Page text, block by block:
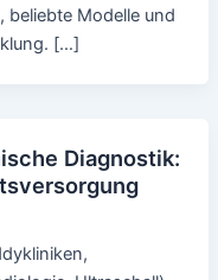
beliebte Modelle und
[…]
Diagnostik: